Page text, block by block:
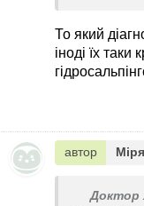
труби я
Але
То який
іноді їх
автор
Доктор